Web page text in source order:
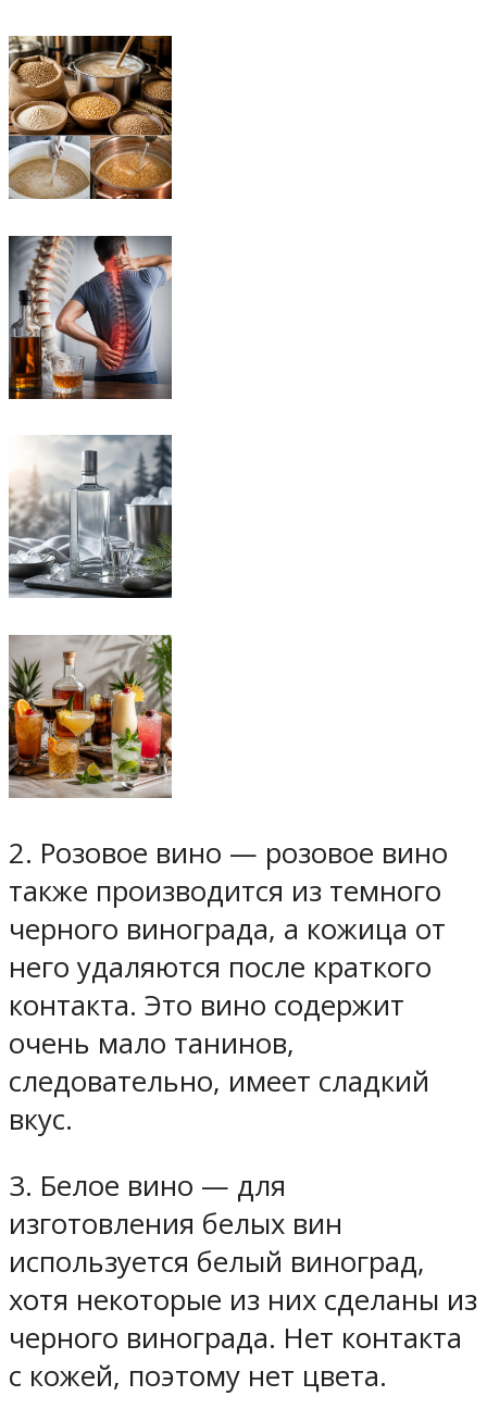
2. Розовое вино — розовое вино
также производится из темного
черного винограда, а кожица от
него удаляются после краткого
контакта. Это вино содержит
очень мало танинов,
следовательно, имеет сладкий
вкус.
3. Белое вино — для
изготовления белых вин
используется белый виноград,
хотя некоторые из них сделаны из
черного винограда. Нет контакта
с кожей, поэтому нет цвета.